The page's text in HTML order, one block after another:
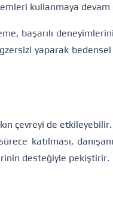
kullanmaya
başarılı
yaparak bedensel
çevreyi de
katılması,
desteğiyle pekiştirir.